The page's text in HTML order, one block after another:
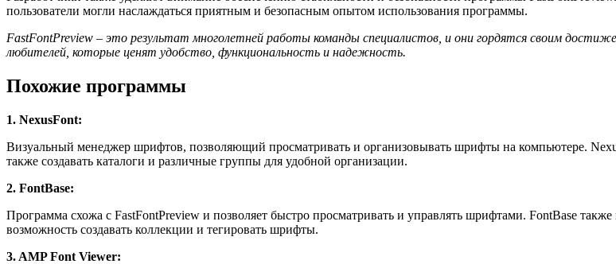
пользователи могли наслаждаться приятным и безопасным опытом использования программы.
FastFontPreview – это результат многолетней работы команды специалистов, и они гордятся своим
любителей, которые ценят удобство, функциональность и надежность.
Похожие программы
1. NexusFont:
Визуальный менеджер шрифтов, позволяющий просматривать и организовывать шрифты на компьютере.
также создавать каталоги и различные группы для удобной организации.
2. FontBase:
Программа схожа с FastFontPreview и позволяет быстро просматривать и управлять шрифтами. FontBase
возможность создавать коллекции и тегировать шрифты.
3. AMP Font Viewer: